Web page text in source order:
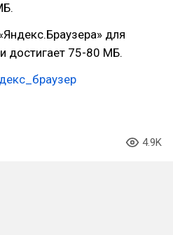
для
достигает 75-80 МБ.
4.9K